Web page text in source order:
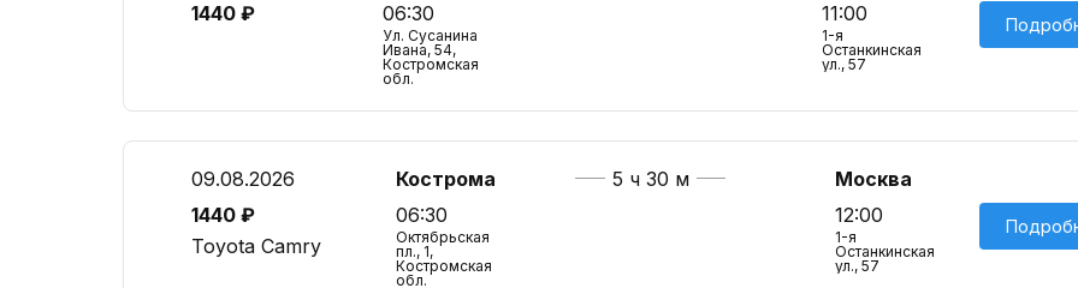
1440 ₽
06:30
Ул. Сусанина
Ивана, 54,
Костромская
обл.
11:00
1-я
Останкинская
ул., 57
09.08.2026
1440 ₽
Toyota Camry
Кострома
06:30
Октябрьская
пл., 1,
Костромская
обл.
5 ч 30 м
Москва
12:00
1-я
Останкинская
ул., 57